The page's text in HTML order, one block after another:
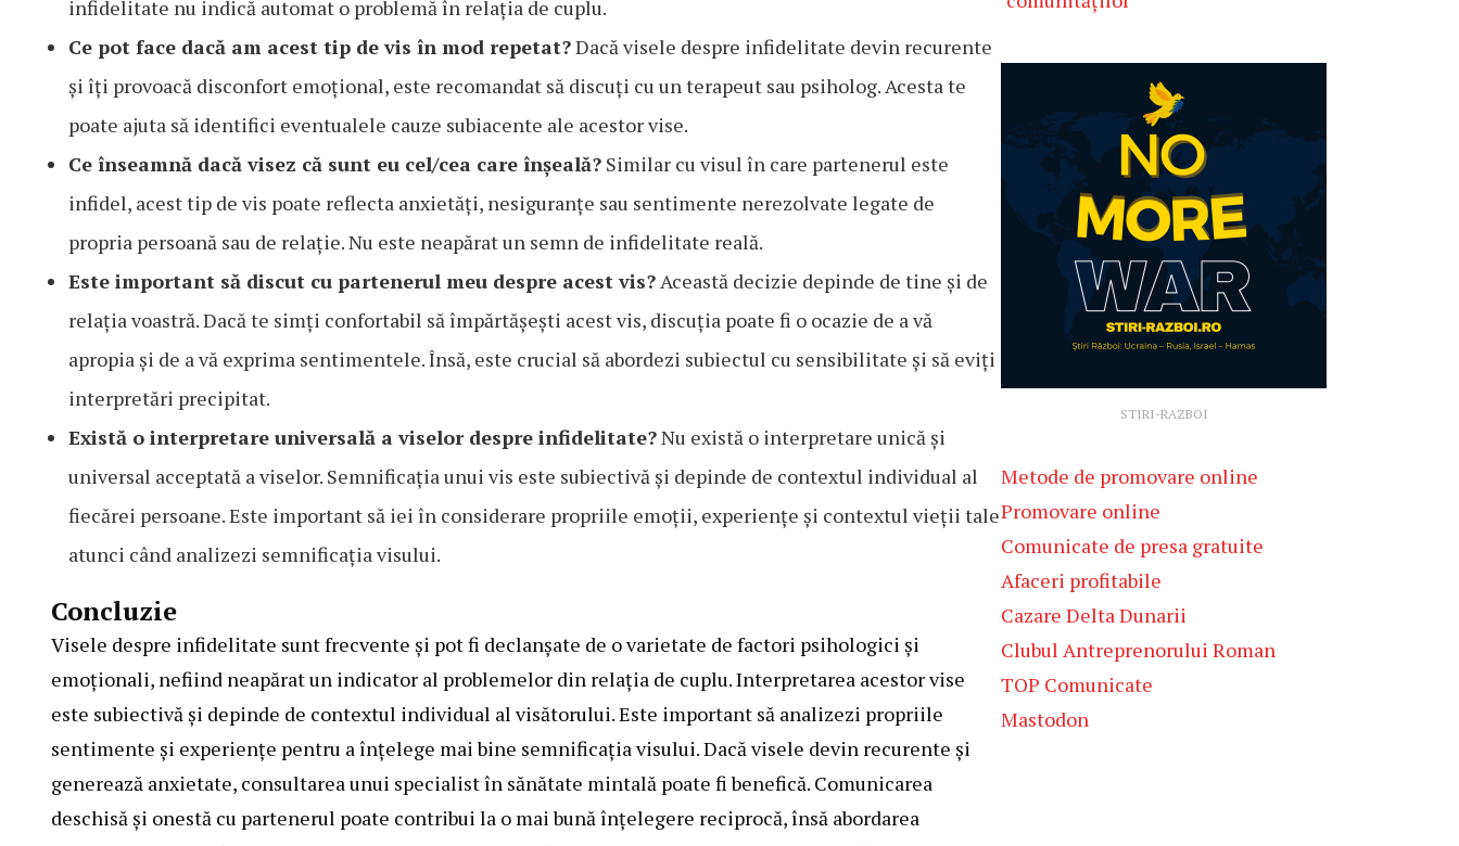
infidelitate nu indică automat o problemă în relația de cuplu.
Ce pot face dacă am acest tip de vis în mod repetat?Dacă visele despre infidelitate devin recurente
și îți provoacă disconfort emoțional, este recomandat să discuți cu un terapeut sau psiholog. Acesta te
poate ajuta să identifici eventualele cauze subiacente ale acestor vise.
Ce înseamnă dacă visez că sunt eu cel/cea care înșeală? Similar cu visul în care partenerul este
infidel, acest tip de vis poate reflecta anxietăți, nesiguranțe sau sentimente nerezolvate legate de
propria persoană sau de relație. Nu este neapărat un semn de infidelitate reală.
Este important să discut cu partenerul meu despre acest vis?Această decizie depinde de tine și de
relația voastră. Dacă te simți confortabil să împărtășești acest vis, discuția poate fi o ocazie de a vă
apropia și de a vă exprima sentimentele. Însă, este crucial să abordezi subiectul cu sensibilitate și să eviți
interpretări precipitat.
Există o interpretare universală a viselor despre infidelitate?Nu există o interpretare unică și
universal acceptată a viselor. Semnificația unui vis este subiectivă și depinde de contextul individual al
fiecărei persoane. Este important să iei în considerare propriile emoții, experiențe și contextul vieții tale
atunci când analizezi semnificația visului.
Concluzie
Visele despre infidelitate sunt frecvente și pot fi declanșate de o varietate de factori psihologici și
emoționali, nefiind neapărat un indicator al problemelor din relația de cuplu. Interpretarea acestor vise
este subiectivă și depinde de contextul individual al visătorului. Este important să analizezi propriile
sentimente și experiențe pentru a înțelege mai bine semnificația visului. Dacă visele devin recurente și
generează anxietate, consultarea unui specialist în sănătate mintală poate fi benefică. Comunicarea
deschisă și onestă cu partenerul poate contribui la o mai bună înțelegere reciprocă, însă abordarea
STIRI-RAZBOI
Metode de promovare online
Promovare online
Comunicate de presa gratuite
Afaceri profitabile
Cazare Delta Dunarii
Clubul Antreprenorului Roman
TOP Comunicate
Mastodon